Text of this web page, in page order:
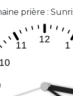
prière :